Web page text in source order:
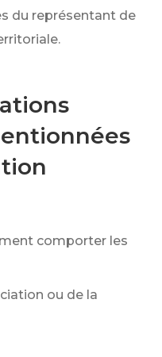
du représentant de
comporter les
ou de la